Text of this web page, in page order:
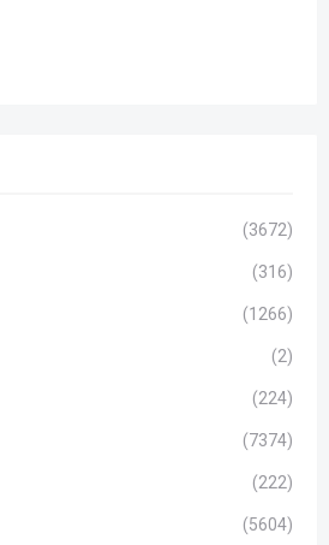
(3672)
(316)
(1266)
(2)
(224)
(7374)
(222)
(5604)